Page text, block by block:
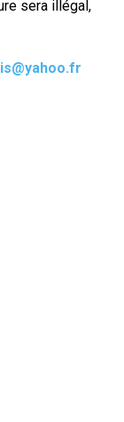
sera illégal,